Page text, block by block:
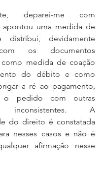
deparei-me com
uma medida de
distribuí, devidamente
os documentos
como medida de coação
do débito e como
a ré ao pagamento,
o pedido com outras
inconsistentes. A
do direito é constatada
nesses casos e não é
afirmação nesse